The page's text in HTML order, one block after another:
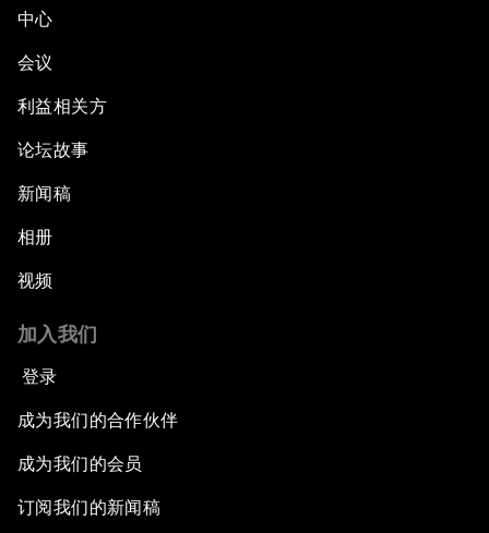
中心
会议
利益相关方
论坛故事
新闻稿
相册
视频
加入我们
登录
成为我们的合作伙伴
成为我们的会员
订阅我们的新闻稿